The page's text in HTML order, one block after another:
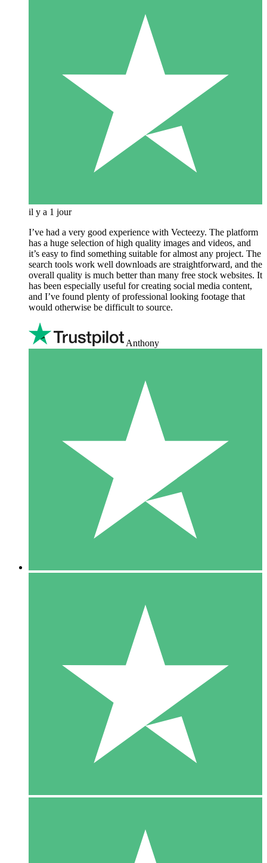
il y a 1 jour
I’ve had a very good experience with Vecteezy. The platform
has a huge selection of high quality images and videos, and
it’s easy to find something suitable for almost any project. The
search tools work well downloads are straightforward, and the
overall quality is much better than many free stock websites. It
has been especially useful for creating social media content,
and I’ve found plenty of professional looking footage that
would otherwise be difficult to source.
Anthony